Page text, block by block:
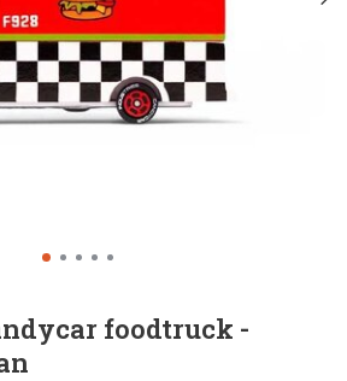
foodtruck -